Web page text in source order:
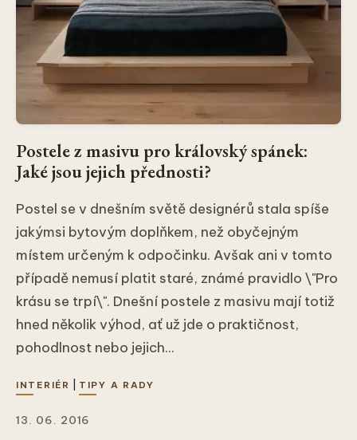
Postele z masivu pro královský spánek:
Jaké jsou jejich přednosti?
Postel se v dnešním světě designérů stala spíše
jakýmsi bytovým doplňkem, než obyčejným
místem určeným k odpočinku. Avšak ani v tomto
případě nemusí platit staré, známé pravidlo \"Pro
krásu se trpí\". Dnešní postele z masivu mají totiž
hned několik výhod, ať už jde o praktičnost,
pohodlnost nebo jejich...
INTERIÉR TIPY A RADY
13. 06. 2016